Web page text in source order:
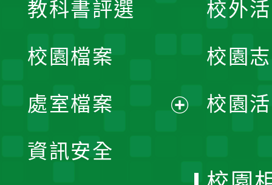
單
教科書評選
校園檔案
處室檔案
資訊安全
校外
校園
校園